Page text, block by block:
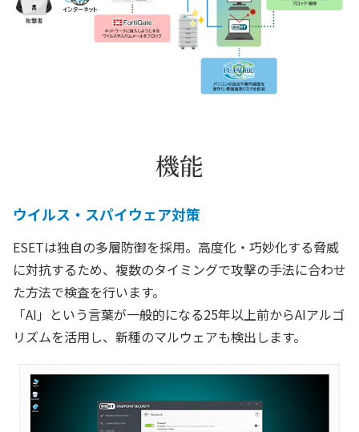
機能
ウイルス・スパイウェア対策
ESETは独自の多層防御を採用。高度化・巧妙化する脅威
に対抗するため、複数のタイミングで攻撃の手法に合わせ
た方法で検査を行います。
「AI」という言葉が一般的になる25年以上前からAIアルゴ
リズムを活用し、新種のマルウェアも検出します。